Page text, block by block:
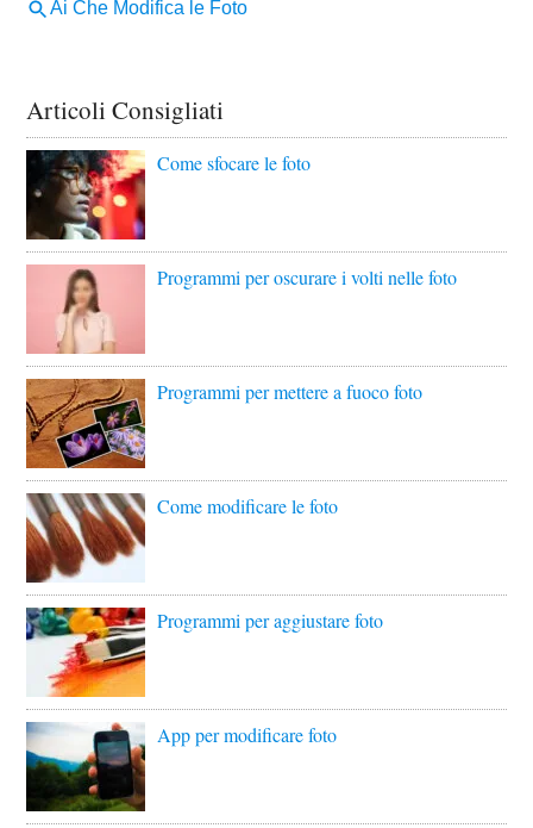
Articoli Consigliati
Come sfocare le foto
Programmi per oscurare i volti nelle foto
Programmi per mettere a fuoco foto
Come modificare le foto
Programmi per aggiustare foto
App per modificare foto